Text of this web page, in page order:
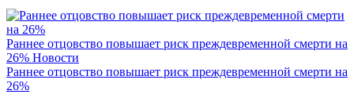
Раннее отцовство повышает риск преждевременной смерти на
26% Новости
Раннее отцовство повышает риск преждевременной смерти на
26%